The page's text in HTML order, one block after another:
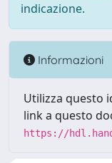
indicazione.
Informazioni
Utilizza questo
link a questo
https://